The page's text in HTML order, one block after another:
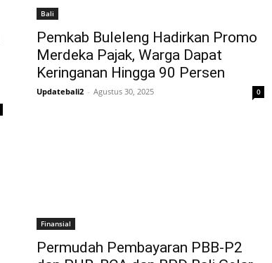
Bali
Pemkab Buleleng Hadirkan Promo
Merdeka Pajak, Warga Dapat
Keringanan Hingga 90 Persen
Updatebali2 - Agustus 30, 2025 0
Finansial
Permudah Pembayaran PBB-P2